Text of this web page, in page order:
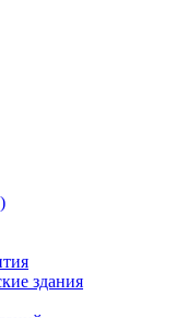
здания